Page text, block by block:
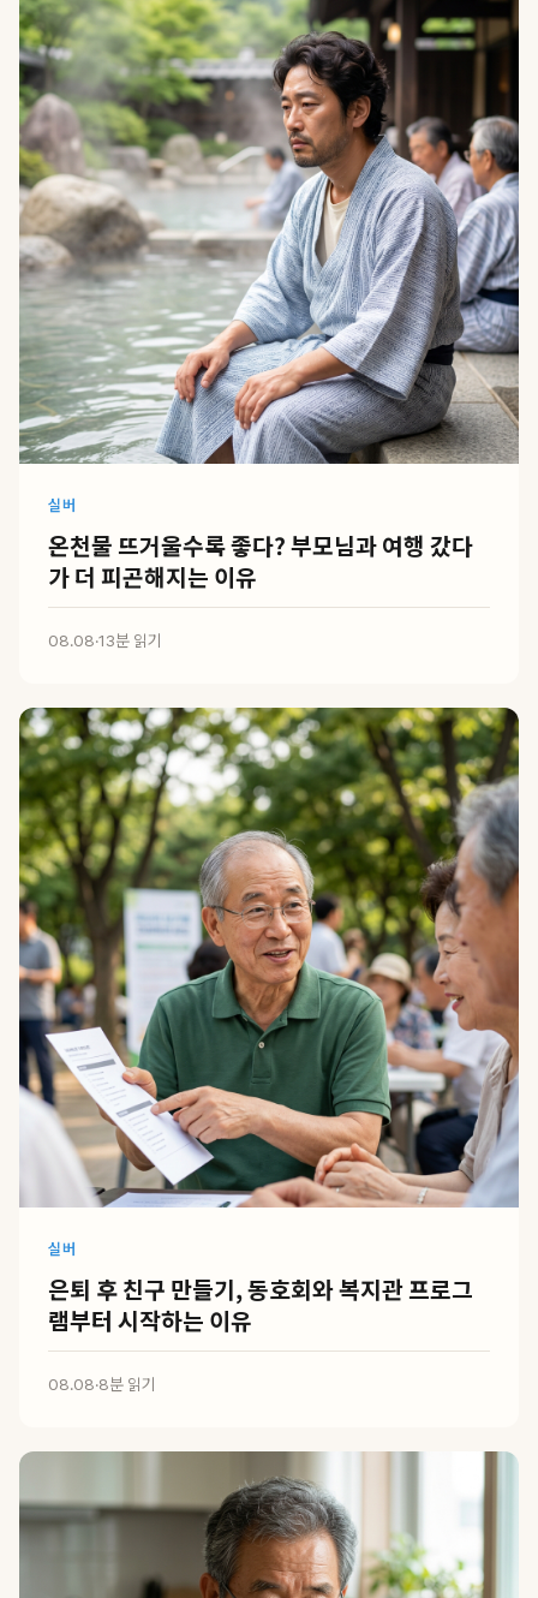
실버
온천물 뜨거울수록 좋다? 부모님과 여행 갔다
가 더 피곤해지는 이유
08.08·13분 읽기
실버
은퇴 후 친구 만들기, 동호회와 복지관 프로그
램부터 시작하는 이유
08.08·8분 읽기